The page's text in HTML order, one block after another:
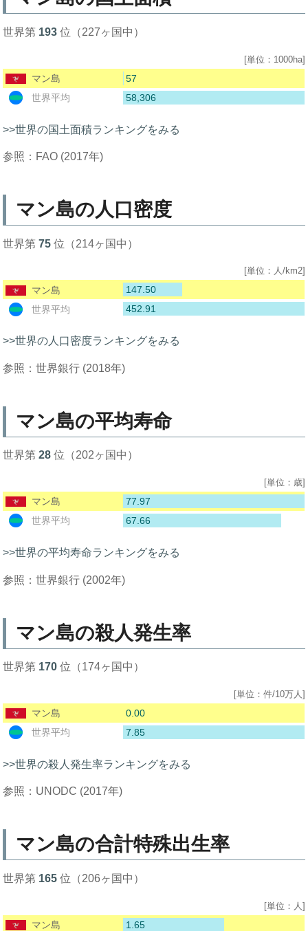
世界第 193 位（227ヶ国中）
[単位：1000ha]
マン島
57
世界平均
58,306
>>世界の国土面積ランキングをみる
参照：FAO (2017年)
マン島の人口密度
世界第75 位（214ヶ国中）
[単位：人/km2]
マン島
147.50
世界平均
452.91
>>世界の人口密度ランキングをみる
参照：世界銀行 (2018年)
マン島の平均寿命
世界第28 位（202ヶ国中）
[単位：歳]
マン島
77.97
世界平均
67.66
>>世界の平均寿命ランキングをみる
参照：世界銀行 (2002年)
マン島の殺人発生率
世界第 170 位（174ヶ国中）
[単位：件/10万人]
マン島
0.00
世界平均
7.85
>>世界の殺人発生率ランキングをみる
参照：UNODC (2017年)
マン島の合計特殊出生率
世界第 165 位（206ヶ国中）
[単位：人]
マン島
1.65